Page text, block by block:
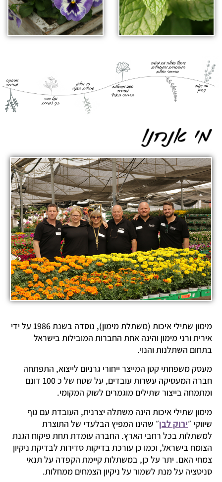
מימון שתילי איכות (משתלת מימון), נוסדה בשנת 1986 על ידי
אירית ורני מימון והינה אחת החברות המובילות בישראל
בתחום השתלנות והנוי.
מעסק משפחתי קטן המייצר ייחורי גרניום לייצוא, התפתחה
חברה המעסיקה עשרות עובדים, על שטח של כ 100 דונם
ומתמחה בייצור שתילים מוגמרים לשוק המקומי.
מימון שתילי איכות הינה משתלה יצרנית, העובדת עם גוף
שיווקי ״ירוק לבן״ שהינו המפיץ הבלעדי של התוצרת
למשתלות בכל רחבי הארץ. החברה עומדת תחת פיקוח הגנת
הצומח בישראל, וכמו כן עורכת בדיקות סדירות לבדיקת ניקיון
צמחי האם. יתר על כן, במשתלות קיימת הקפדה על תנאי
סניטציה על מנת לשמור על ניקיון הצמחים ממחלות.